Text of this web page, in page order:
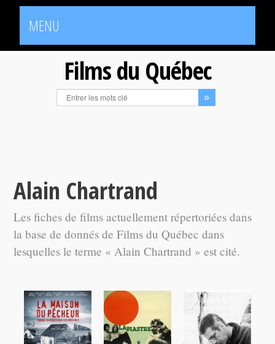
MENU
Films du Québec
Alain Chartrand
Les fiches de films actuellement répertoriées dans
la base de donnés de Films du Québec dans
lesquelles le terme « Alain Chartrand » est cité.